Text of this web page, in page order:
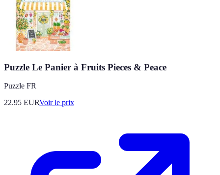
Puzzle Le Panier à Fruits Pieces & Peace
Puzzle FR
22.95 EURVoir le prix